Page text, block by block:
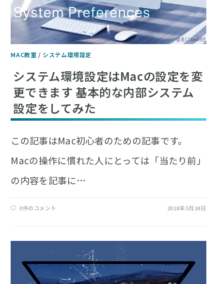
MAC教室 / システム環境設定
システム環境設定はMacの設定を変
更できます 基本的な内部システム
設定をしてみた
この記事はMac初心者のための記事です。
Macの操作に慣れた人にとっては「当たり前」
の内容を記事に…
0件のコメント 2018年3月24日